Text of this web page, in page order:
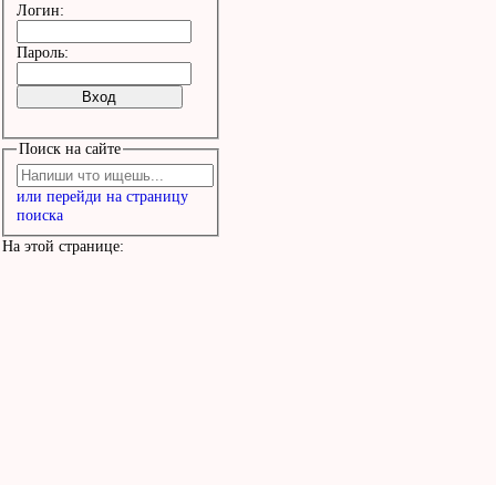
Логин:
Пароль:
Поиск на сайте
или перейди на страницу
поиска
На этой странице: